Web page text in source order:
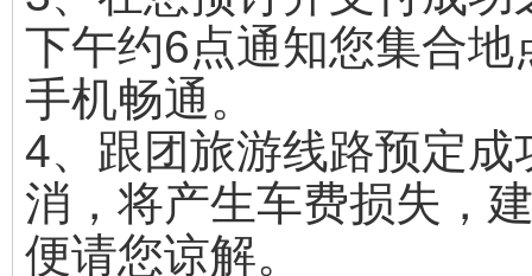
下午约6点通知您集合
手机畅通。
4、跟团旅游线路预定
消，将产生车费损失，
便请您谅解。